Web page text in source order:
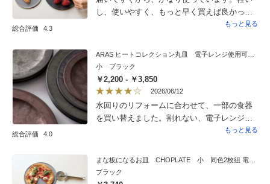
のですが、本体が大変重いため、横に倒しま
た引き起こす際に大人2人でやっとこなしまし
サービスがあるとどなたでも安心だと思いま
す。
総合評価 4.3
し、使いやすく、もっと早く買えば良かった
です。サイズは2枚ともやや小さめながら、大
ちょっと持ち上がっていたら、いいのです
が。でも、これはこれで満足しています。
もっと見る
総合評価 4.0
ARAS ヒートコレクション丸皿 電子レンジ使用可能の割れないお皿
小 ブラック
￥2,200 - ￥3,850
2026/06/12
水回りのリフォームに合わせて、一部の食器
を買い替えました。割れない、電子レンジ可
ということで、我が家の男子たちが気兼ねな
している深皿スクープに合わせてこちらも黒
を選択。カラフルな彩りの野菜やお料理が映
えます。私が作ったどうということのない料
もっと見る
まな板になるお皿 CHOPLATE 小 同色2枚組 電子レンジ・食器洗浄機使用可能
ブラック